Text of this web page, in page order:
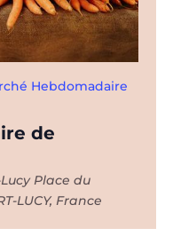
de
Hebdomadaire
Place du
LUCY, France